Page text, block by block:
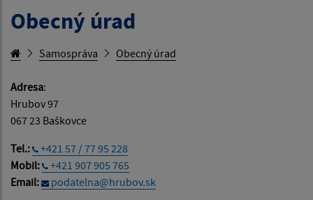
Obecný úrad
Samospráva Obecný úrad
Adresa:
Hrubov 97
067 23 Baškovce
Tel.:
+421 57 / 77 95 228
Mobil:
+421 907 905 765
Email:
podatelna@hrubov.sk